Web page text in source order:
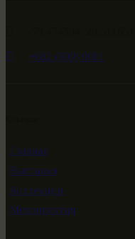
+682 (000) 0001
Главная
Выставки
Коллекции
Мероприятия